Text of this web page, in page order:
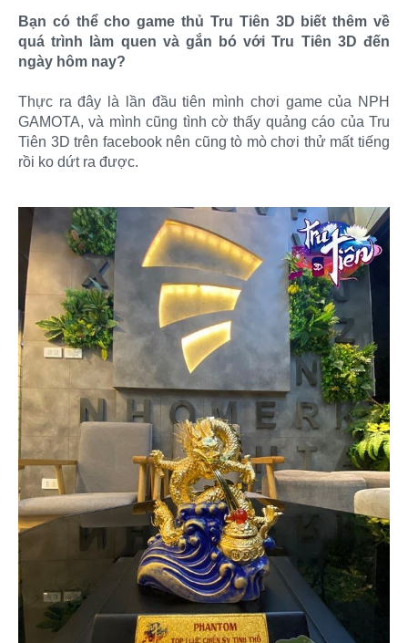
Bạn có thể cho game thủ Tru Tiên 3D biết thêm về
quá trình làm quen và gắn bó với Tru Tiên 3D đến
ngày hôm nay?
Thực ra đây là lần đầu tiên mình chơi game của NPH
GAMOTA, và mình cũng tình cờ thấy quảng cáo của Tru
Tiên 3D trên facebook nên cũng tò mò chơi thử mất tiếng
rồi ko dứt ra được.